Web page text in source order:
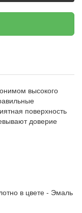
высокого
поверхность
доверие
в цвете - Эмаль